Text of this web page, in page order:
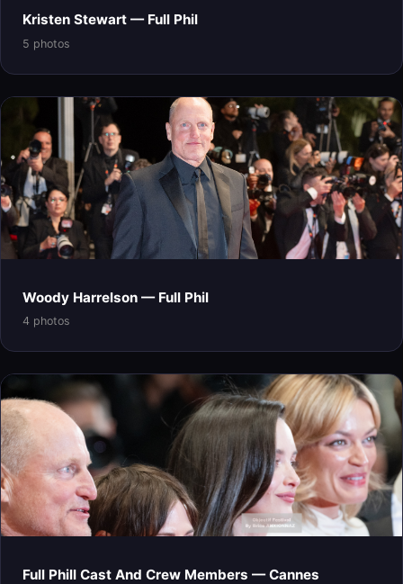
Kristen Stewart — Full Phil
5 photos
Woody Harrelson — Full Phil
4 photos
Full Phill Cast And Crew Members — Cannes